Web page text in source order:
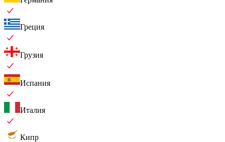
Греция
Грузия
Испания
Италия
Кипр